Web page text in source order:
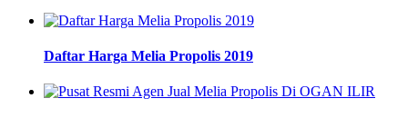
Daftar Harga Melia Propolis 2019